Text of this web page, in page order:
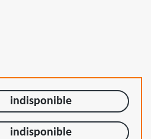
indisponible
indisponible